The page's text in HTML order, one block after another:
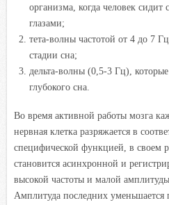
организма, когда человек
глазами;
тета-волны частотой от 4 до 7
стадии сна;
дельта-волны (0,5-3 Гц),
глубокого сна.
Во время активной работы мозга
нервная клетка разряжается в
специфической функцией, в своем
становится асинхронной и
высокой частоты и малой
Амплитуда последних уменьшается